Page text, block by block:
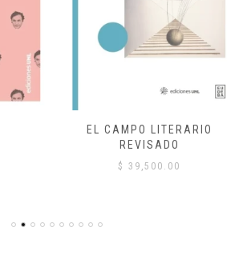
EL CAMPO LITERARIO
REVISADO
$ 39,500.00